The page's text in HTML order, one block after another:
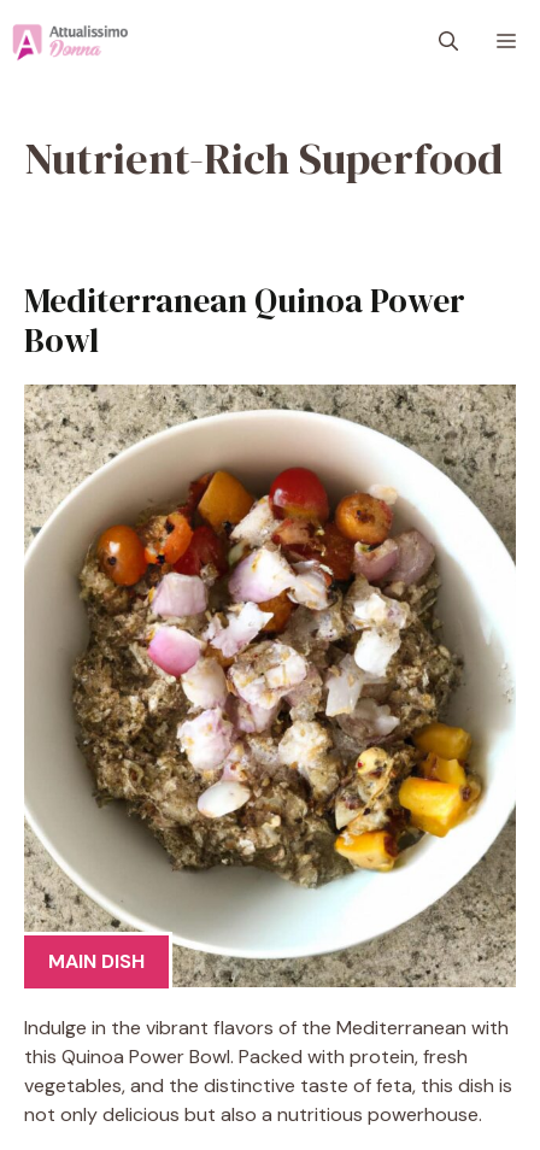
Nutrient-Rich Superfood
Mediterranean Quinoa Power
Bowl
MAIN DISH
Indulge in the vibrant flavors of the Mediterranean with
this Quinoa Power Bowl. Packed with protein, fresh
vegetables, and the distinctive taste of feta, this dish is
not only delicious but also a nutritious powerhouse.